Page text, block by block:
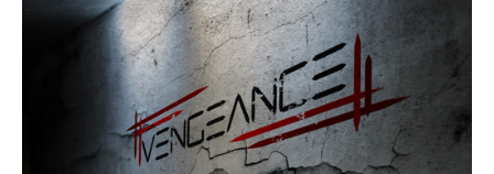
Rawcatering